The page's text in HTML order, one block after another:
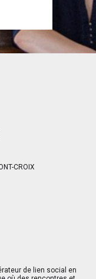
CROIX
de lien social en